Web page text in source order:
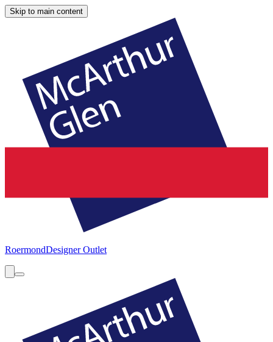
Skip to main content
RoermondDesigner Outlet